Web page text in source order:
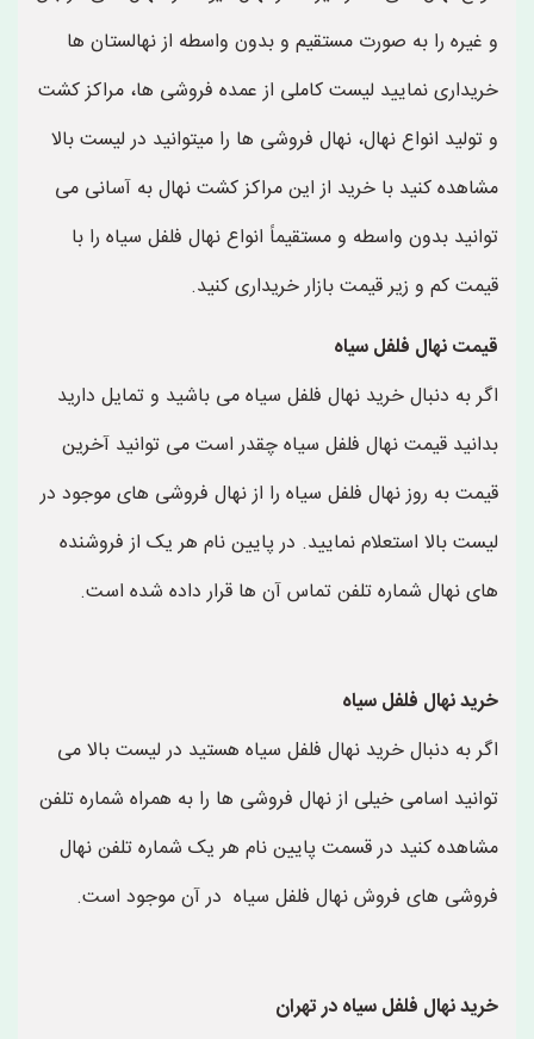
و غیره را به صورت مستقیم و بدون واسطه از نهالستان ها
خریداری نمایید لیست کاملی از عمده فروشی ها، مراکز کشت
و تولید انواع نهال، نهال فروشی ها را میتوانید در لیست بالا
مشاهده کنید با خرید از این مراکز کشت نهال به آسانی می
توانید بدون واسطه و مستقیماً انواع نهال فلفل سیاه را با
قیمت کم و زیر قیمت بازار خریداری کنید.
قیمت نهال فلفل سیاه
اگر به دنبال خرید نهال فلفل سیاه می باشید و تمایل دارید
بدانید قیمت نهال فلفل سیاه چقدر است می توانید آخرین
قیمت به روز نهال فلفل سیاه را از نهال فروشی های موجود در
لیست بالا استعلام نمایید. در پایین نام هر یک از فروشنده
های نهال شماره تلفن تماس آن ها قرار داده شده است.
خرید نهال فلفل سیاه
اگر به دنبال خرید نهال فلفل سیاه هستید در لیست بالا می
توانید اسامی خیلی از نهال فروشی ها را به همراه شماره تلفن
مشاهده کنید در قسمت پایین نام هر یک شماره تلفن نهال
فروشی های فروش نهال فلفل سیاه در آن موجود است.
خرید نهال فلفل سیاه در تهران